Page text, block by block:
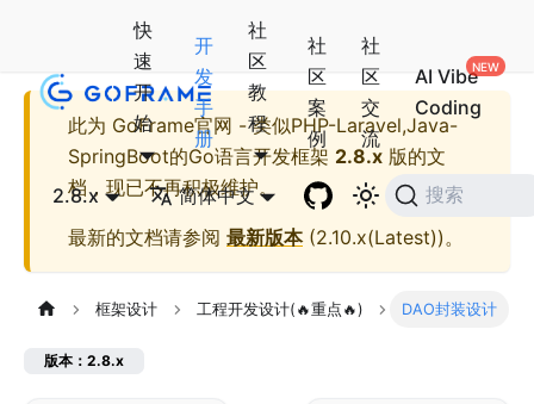
快
速
开
始
开
发
手
册
社
区
教
程
社
区
案
例
社
区
交
流
AI Vibe
Coding
2.8.x 简体中文 搜索
此为 GoFrame官网 - 类似PHP-Laravel,Java-
SpringBoot的Go语言开发框架 2.8.x 版的文
档，现已不再积极维护。
最新的文档请参阅 最新版本(2.10.x(Latest))。
框架设计 工程开发设计(🔥重点🔥) DAO封装设计
版本：2.8.x